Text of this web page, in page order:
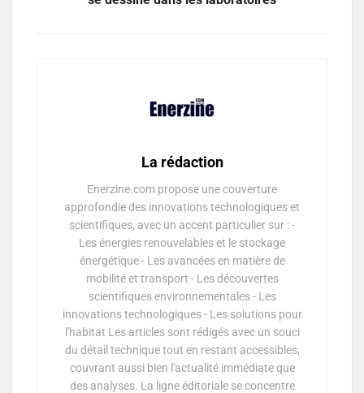
La rédaction
Enerzine.com propose une couverture
approfondie des innovations technologiques et
scientifiques, avec un accent particulier sur : -
Les énergies renouvelables et le stockage
énergétique - Les avancées en matière de
mobilité et transport - Les découvertes
scientifiques environnementales - Les
innovations technologiques - Les solutions pour
l'habitat Les articles sont rédigés avec un souci
du détail technique tout en restant accessibles,
couvrant aussi bien l'actualité immédiate que
des analyses. La ligne éditoriale se concentre